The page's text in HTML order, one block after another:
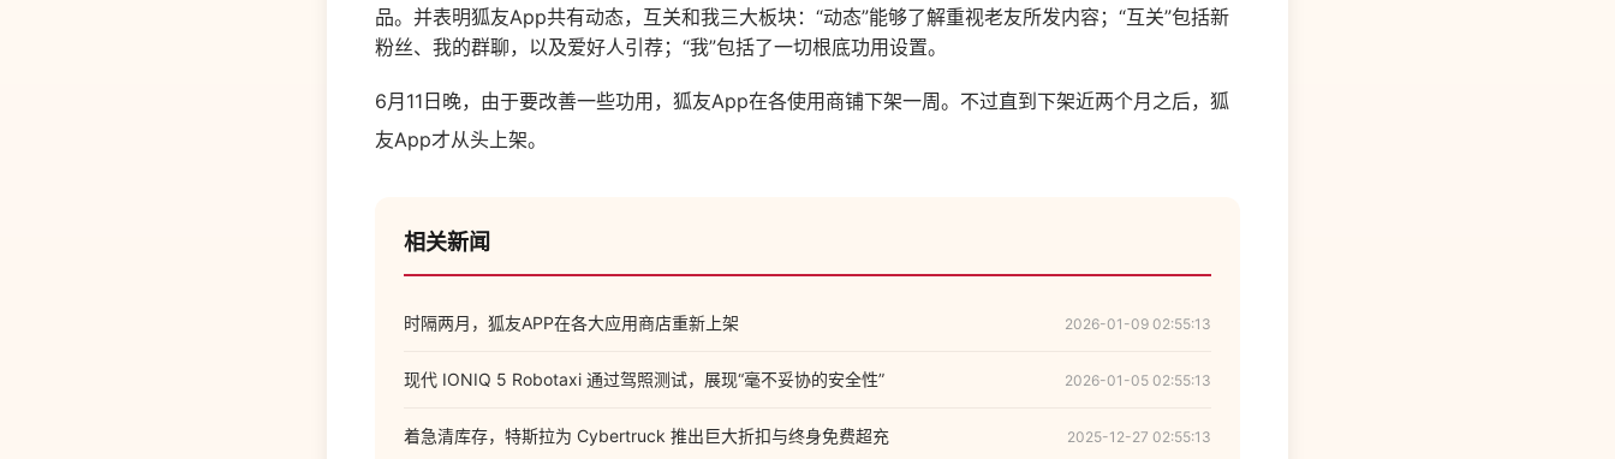
品。并表明狐友App共有动态，互关和我三大板块：“动态”能够了解重视老友所发内容；“互关”包括新
粉丝、我的群聊，以及爱好人引荐；“我”包括了一切根底功用设置。
6月11日晚，由于要改善一些功用，狐友App在各使用商铺下架一周。不过直到下架近两个月之后，狐
友App才从头上架。
相关新闻
时隔两月，狐友APP在各大应用商店重新上架 2026-01-09 02:55:13
现代 IONIQ 5 Robotaxi 通过驾照测试，展现“毫不妥协的安全性” 2026-01-05 02:55:13
着急清库存，特斯拉为 Cybertruck 推出巨大折扣与终身免费超充 2025-12-27 02:55:13